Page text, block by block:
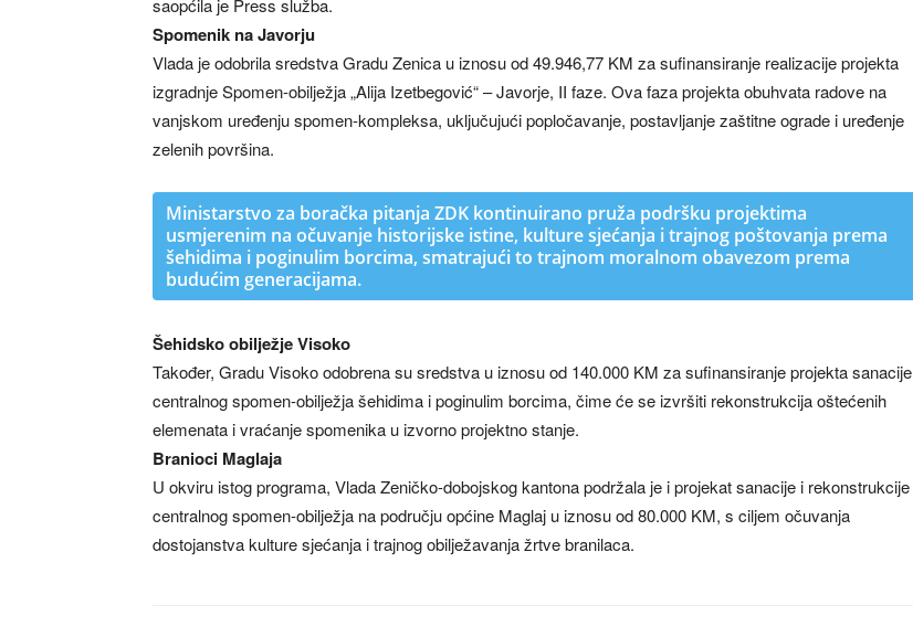
saopćila je Press služba.
Spomenik na Javorju
Vlada je odobrila sredstva Gradu Zenica u iznosu od 49.946,77 KM za sufinansiranje realizacije projekta
izgradnje Spomen-obilježja „Alija Izetbegović“ – Javorje, II faze. Ova faza projekta obuhvata radove na
vanjskom uređenju spomen-kompleksa, uključujući popločavanje, postavljanje zaštitne ograde i uređenje
zelenih površina.
Ministarstvo za boračka pitanja ZDK kontinuirano pruža podršku projektima
usmjerenim na očuvanje historijske istine, kulture sjećanja i trajnog poštovanja prema
šehidima i poginulim borcima, smatrajući to trajnom moralnom obavezom prema
budućim generacijama.
Šehidsko obilježje Visoko
Također, Gradu Visoko odobrena su sredstva u iznosu od 140.000 KM za sufinansiranje projekta sanacije
centralnog spomen-obilježja šehidima i poginulim borcima, čime će se izvršiti rekonstrukcija oštećenih
elemenata i vraćanje spomenika u izvorno projektno stanje.
Branioci Maglaja
U okviru istog programa, Vlada Zeničko-dobojskog kantona podržala je i projekat sanacije i rekonstrukcije
centralnog spomen-obilježja na području općine Maglaj u iznosu od 80.000 KM, s ciljem očuvanja
dostojanstva kulture sjećanja i trajnog obilježavanja žrtve branilaca.